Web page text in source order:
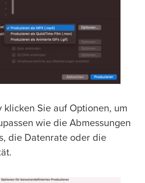
klicken Sie auf Optionen, um
wie die Abmessungen
die Datenrate oder die